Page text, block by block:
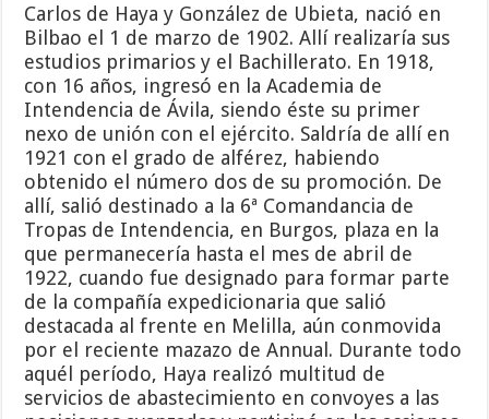
Carlos de Haya y González de Ubieta, nació en
Bilbao el 1 de marzo de 1902. Allí realizaría sus
estudios primarios y el Bachillerato. En 1918,
con 16 años, ingresó en la Academia de
Intendencia de Ávila, siendo éste su primer
nexo de unión con el ejército. Saldría de allí en
1921 con el grado de alférez, habiendo
obtenido el número dos de su promoción. De
allí, salió destinado a la 6ª Comandancia de
Tropas de Intendencia, en Burgos, plaza en la
que permanecería hasta el mes de abril de
1922, cuando fue designado para formar parte
de la compañía expedicionaria que salió
destacada al frente en Melilla, aún conmovida
por el reciente mazazo de Annual. Durante todo
aquél período, Haya realizó multitud de
servicios de abastecimiento en convoyes a las